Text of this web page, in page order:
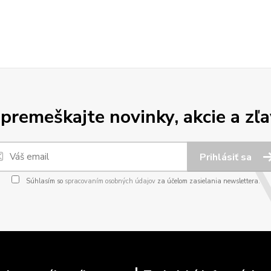
novinky, akcie a
Prihlásiť sa
Súhlasím so spracovaním osobných údajovza účelom zasielania newslettera.